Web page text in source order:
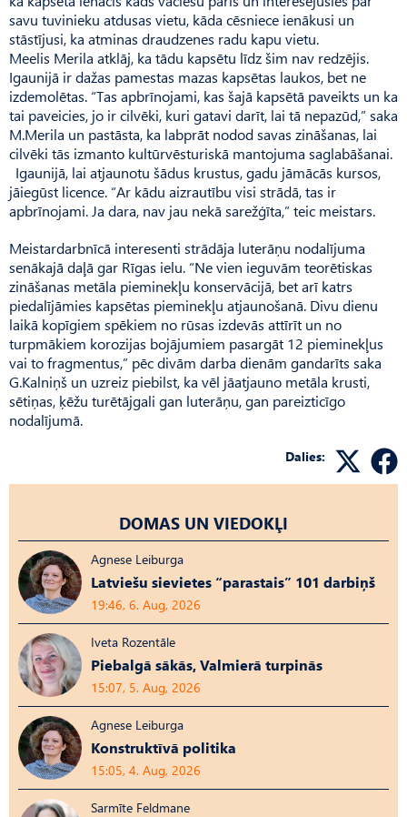
savu tuvinieku atdusas vietu, kāda cēsniece ienākusi un
stāstījusi, ka atminas draudzenes radu kapu vietu.
Meelis Merila atklāj, ka tādu kapsētu līdz šim nav redzējis.
Igaunijā ir dažas pamestas mazas kapsētas laukos, bet ne
izdemolētas. “Tas apbrīnojami, kas šajā kapsētā paveikts un ka
tai paveicies, jo ir cilvēki, kuri gatavi darīt, lai tā nepazūd,” saka
M.Merila un pastāsta, ka labprāt nodod savas zināšanas, lai
cilvēki tās izmanto kultūrvēsturiskā mantojuma saglabāšanai.
Igau­nijā, lai atjaunotu šādus krustus, gadu jāmācās kursos,
jāiegūst licence. “Ar kādu aizrautību visi strādā, tas ir
apbrīnojami. Ja dara, nav jau nekā sarežģīta,” teic meistars.
Meistardarbnīcā interesenti strādāja luterāņu nodalījuma
senākajā daļā gar Rīgas ielu. “Ne vien ieguvām teorētiskas
zināšanas metāla pieminekļu konservācijā, bet arī katrs
piedalījāmies kapsētas pieminekļu atjaunošanā. Divu dienu
laikā kopīgiem spēkiem no rūsas izdevās attīrīt un no
turpmākiem korozijas bojājumiem pasargāt 12 pieminekļus
vai to fragmentus,” pēc divām darba dienām gandarīts saka
G.Kalniņš un uzreiz piebilst, ka vēl jāatjauno metāla krusti,
sētiņas, ķēžu turētājgali gan luterāņu, gan pareizticīgo
nodalījumā.
Dalies:
DOMAS UN VIEDOKĻI
Agnese Leiburga
Latviešu sievietes “parastais” 101 darbiņš
19:46, 6. Aug, 2026
Iveta Rozentāle
Piebalgā sākās, Valmierā turpinās
15:07, 5. Aug, 2026
Agnese Leiburga
Konstruktīvā politika
15:05, 4. Aug, 2026
Sarmīte Feldmane